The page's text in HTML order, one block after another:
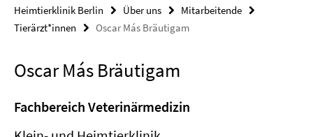
Heimtierklinik Berlin
Über uns
Mitarbeitende
Tierärzt*innen
Oscar Más Bräutigam
Oscar Más Bräutigam
Fachbereich Veterinärmedizin